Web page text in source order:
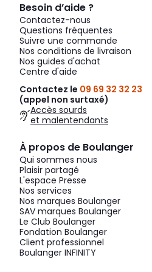
Besoin d’aide ?
Contactez-nous
Questions fréquentes
Suivre une commande
Nos conditions de livraison
Nos guides d'achat
Centre d'aide
Contactez le 09 69 32 32 23
(appel non surtaxé)
Accès sourds
et malentendants
À propos de Boulanger
Qui sommes nous
Plaisir partagé
L'espace Presse
Nos services
Nos marques Boulanger
SAV marques Boulanger
Le Club Boulanger
Fondation Boulanger
Client professionnel
Boulanger INFINITY